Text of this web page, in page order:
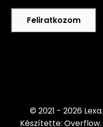
Feliratkozom
© 2021 - 2026 Lexa.
Készítette: Overflow.